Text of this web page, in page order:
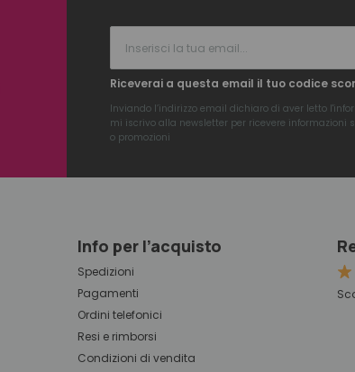
Riceverai a questa email il tuo codice
Inviando l’indirizzo email dichiaro di aver letto l'
mi iscrivo alla newsletter per ricevere informazioni
o promozioni
Info per l’acquisto
Spedizioni
Pagamenti
Ordini telefonici
Resi e rimborsi
Condizioni di vendita